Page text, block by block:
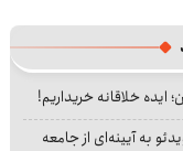
ایده خلاقانه خریداریم!
به آیینه‌ای از جامعه